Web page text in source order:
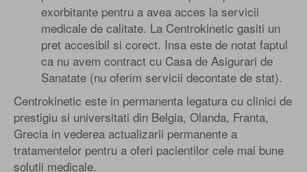
exorbitante pentru a avea acces la servicii
medicale de calitate. La Centrokinetic gasiti un
pret accesibil si corect. Insa este de notat faptul
ca nu avem contract cu Casa de Asigurari de
Sanatate (nu oferim servicii decontate de stat).
Centrokinetic este in permanenta legatura cu clinici de
prestigiu si universitati din Belgia, Olanda, Franta,
Grecia in vederea actualizarii permanente a
tratamentelor pentru a oferi pacientilor cele mai bune
solutii medicale.